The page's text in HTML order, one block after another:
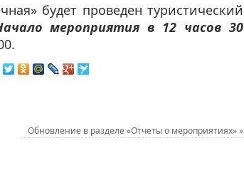
будет проведен туристический
мероприятия в 12 часов 30
Обновление в разделе «Отчеты о мероприятиях»»